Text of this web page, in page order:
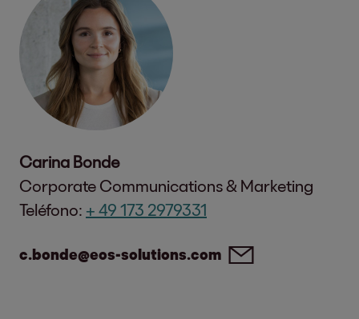
Carina Bonde
Corporate Communications & Marketing
Teléfono: + 49 173 2979331
c.bonde@eos-solutions.com